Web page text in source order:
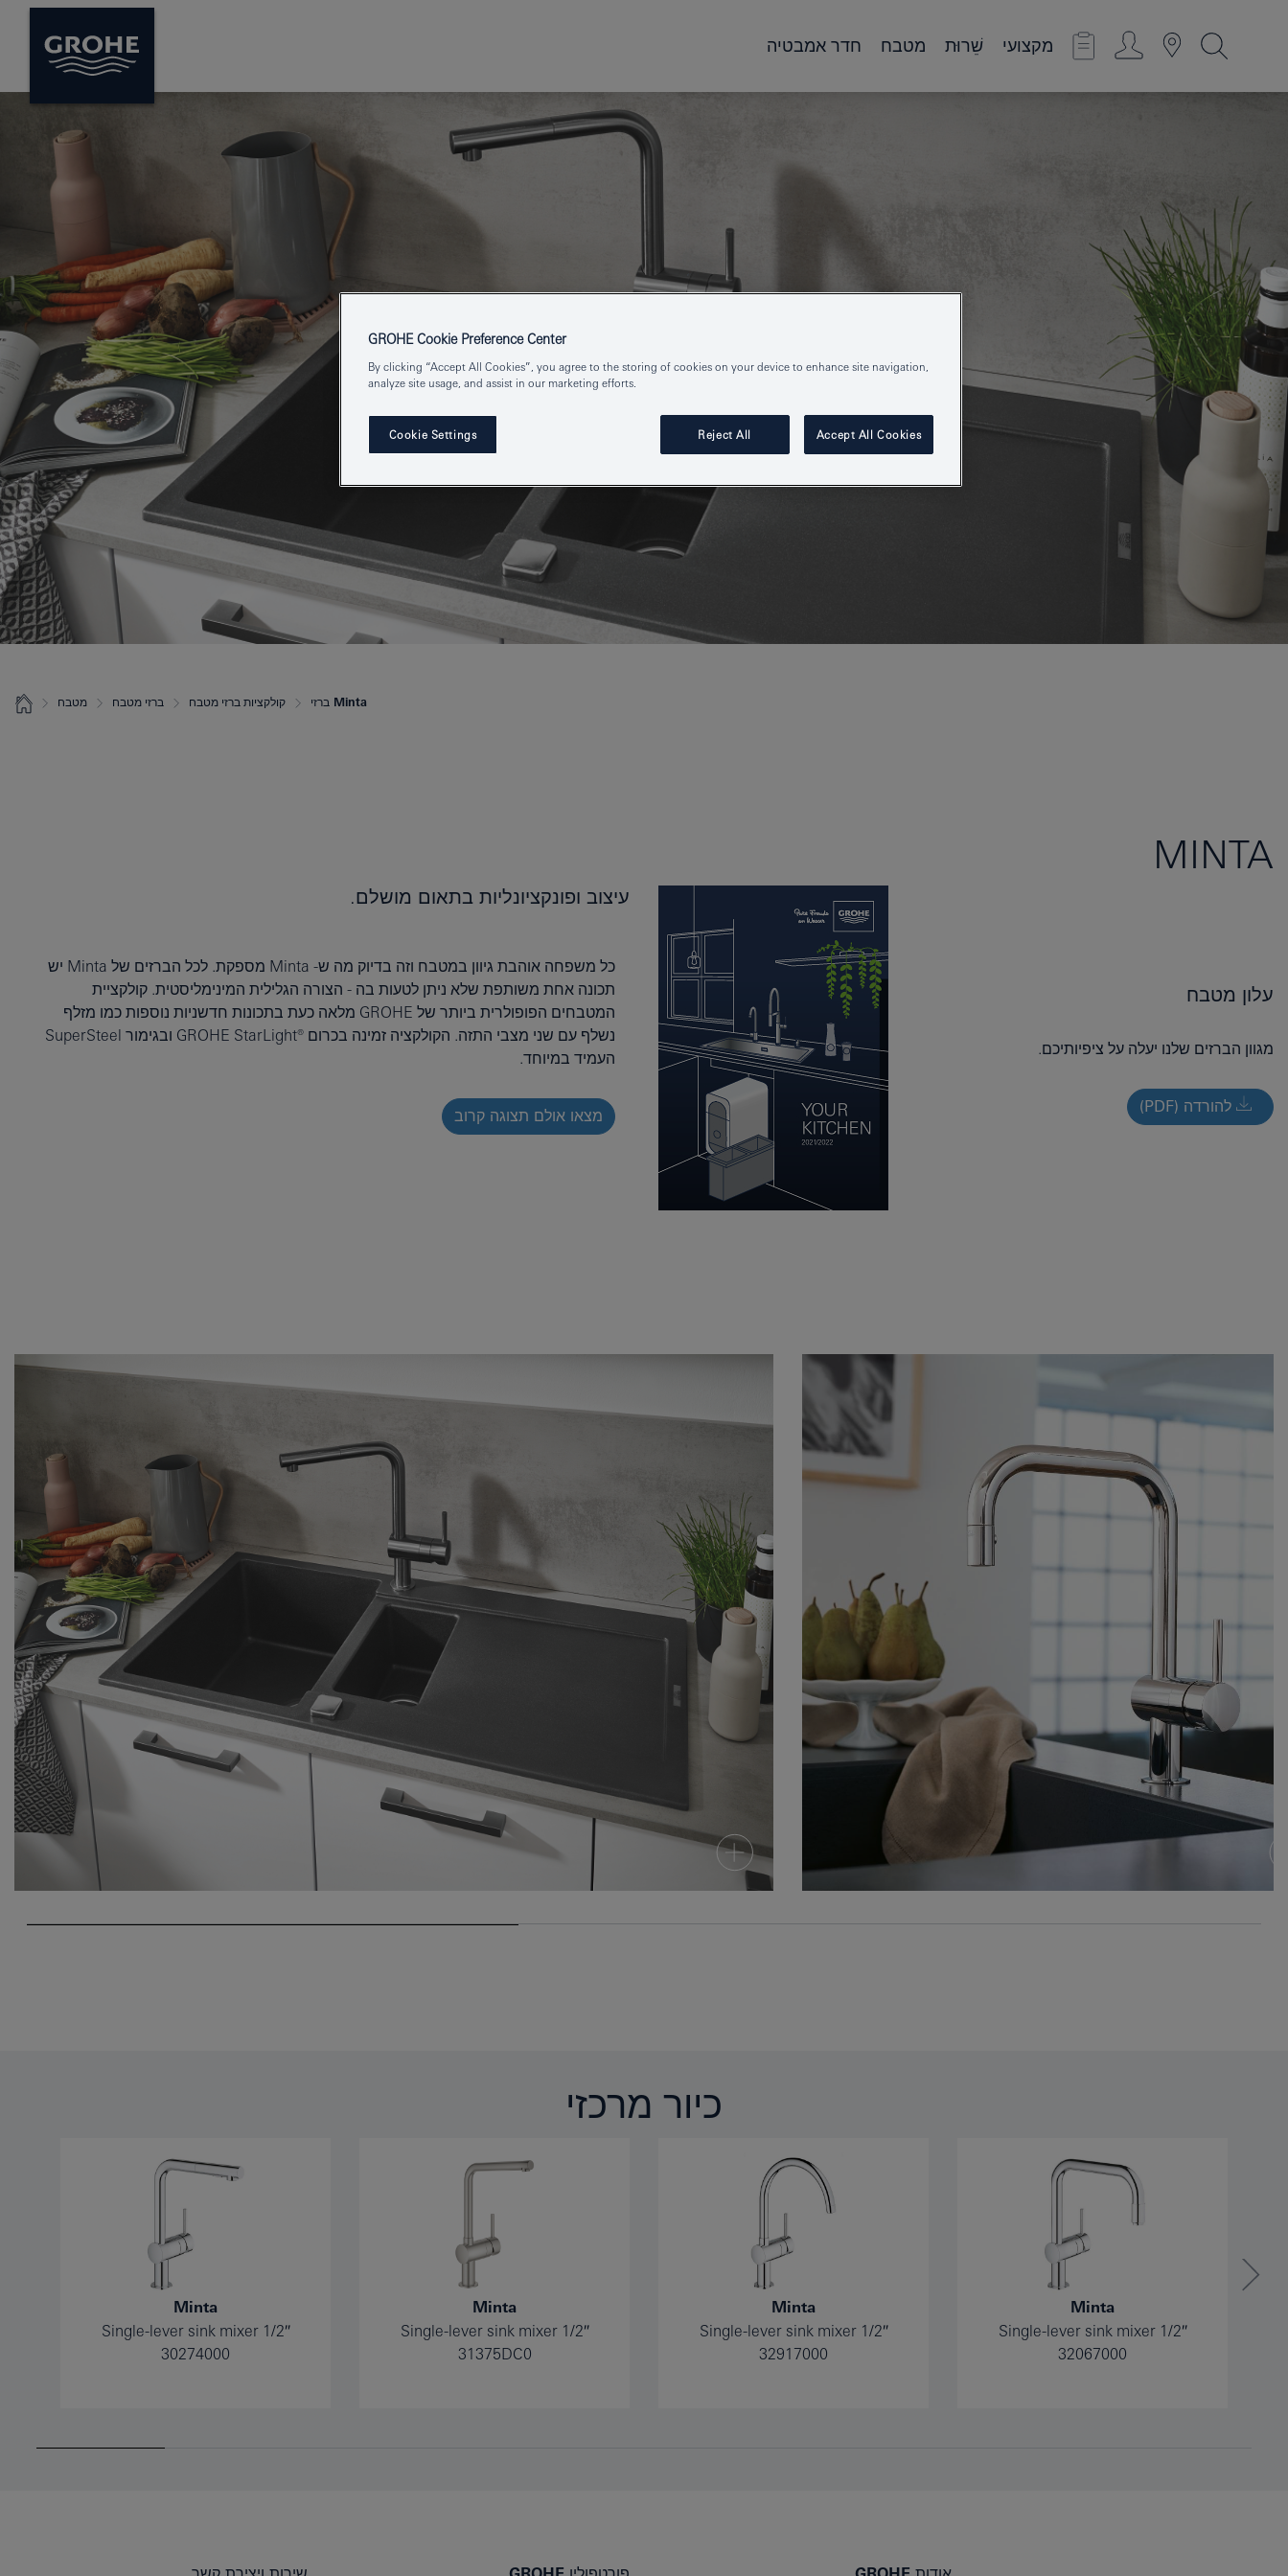
חדר אמבטיה מטבח שֵׁרוּת מקצועי
מטבח ברזי מטבח קולקציות ברזי מטבח ברזי Minta
MINTA
עיצוב ופונקציונליות בתאום מושלם.
כל משפחה אוהבת גיוון במטבח וזה בדיוק מה ש- Minta מספקת. לכל הברזים של Minta יש
תכונה אחת משותפת שלא ניתן לטעות בה - הצורה הגלילית המינימליסטית. קולקציית
המטבחים הפופולרית ביותר של GROHE מלאה כעת בתכונות חדשניות נוספות כמו מזלף
נשלף עם שני מצבי התזה. הקולקציה זמינה בכרום ®GROHE StarLight ובגימור SuperSteel
העמיד במיוחד.
מצאו אולם תצוגה קרוב
עלון מטבח
מגוון הברזים שלנו יעלה על ציפיותיכם.
להורדה (PDF)
כיור מרכזי
Minta
Single-lever sink mixer 1/2″
30274000
Minta
Single-lever sink mixer 1/2″
31375DC0
Minta
Single-lever sink mixer 1/2″
32917000
Minta
Single-lever sink mixer 1/2″
32067000
GROHE Cookie Preference Center
By clicking “Accept All Cookies”, you agree to the storing of cookies on your device to enhance site navigation,
analyze site usage, and assist in our marketing efforts.
Cookie Settings Reject All Accept All Cookies